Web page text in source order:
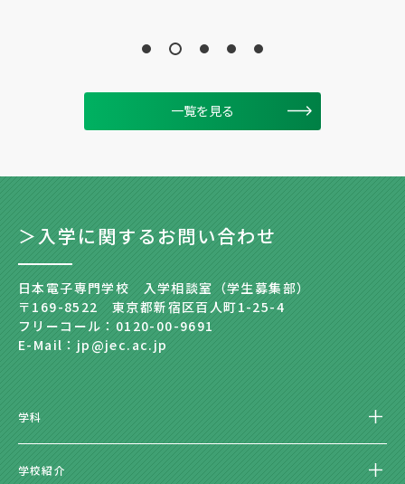
一覧を見る
＞入学に関するお問い合わせ
日本電子専門学校 入学相談室（学生募集部）
〒169-8522 東京都新宿区百人町1-25-4
フリーコール：0120-00-9691
E-Mail：jp@jec.ac.jp
学科
学校紹介